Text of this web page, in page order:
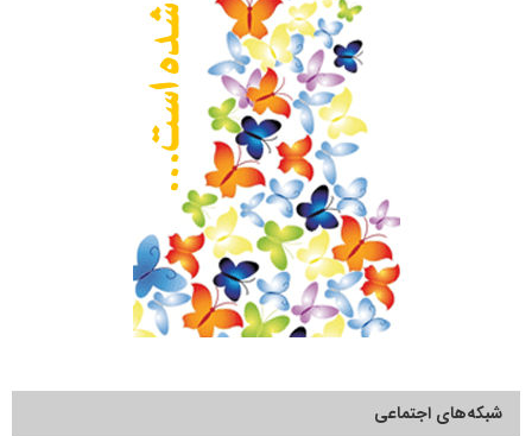
شبکه‌های اجتماعی